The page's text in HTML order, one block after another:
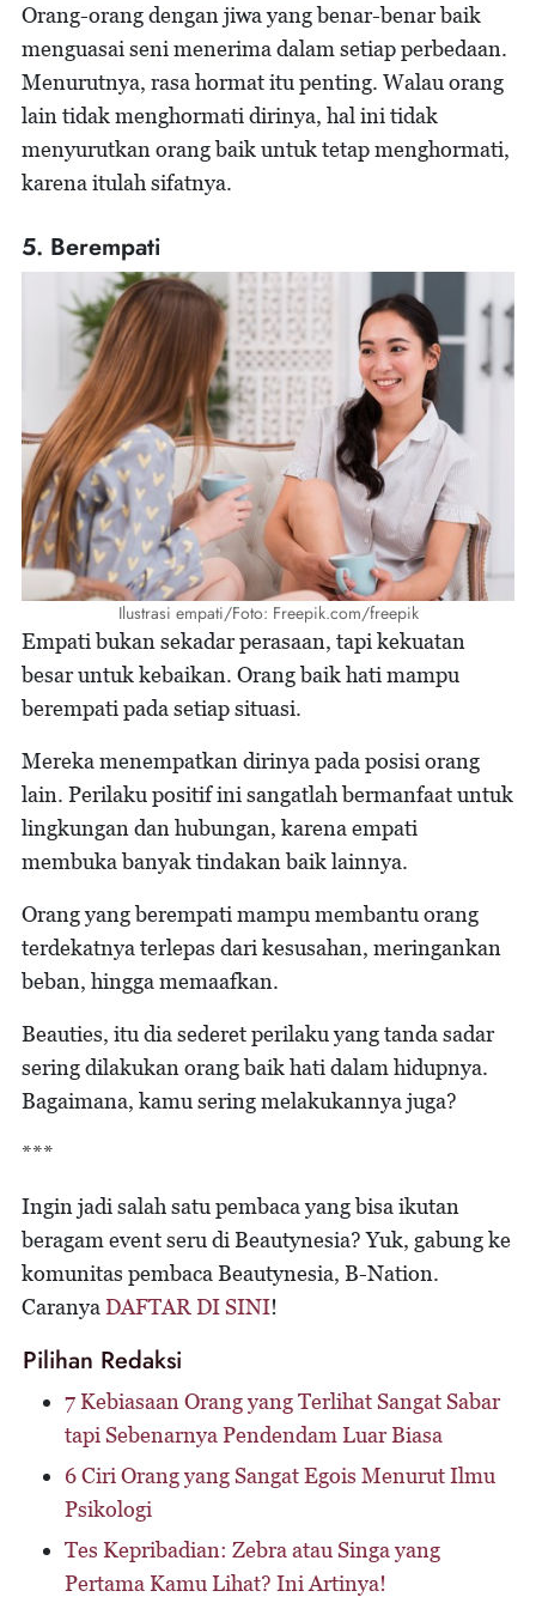
Orang-orang dengan jiwa yang benar-benar baik
menguasai seni menerima dalam setiap perbedaan.
Menurutnya, rasa hormat itu penting. Walau orang
lain tidak menghormati dirinya, hal ini tidak
menyurutkan orang baik untuk tetap menghormati,
karena itulah sifatnya.
5. Berempati
Ilustrasi empati/Foto: Freepik.com/freepik
Empati bukan sekadar perasaan, tapi kekuatan
besar untuk kebaikan. Orang baik hati mampu
berempati pada setiap situasi.
Mereka menempatkan dirinya pada posisi orang
lain. Perilaku positif ini sangatlah bermanfaat untuk
lingkungan dan hubungan, karena empati
membuka banyak tindakan baik lainnya.
Orang yang berempati mampu membantu orang
terdekatnya terlepas dari kesusahan, meringankan
beban, hingga memaafkan.
Beauties, itu dia sederet perilaku yang tanda sadar
sering dilakukan orang baik hati dalam hidupnya.
Bagaimana, kamu sering melakukannya juga?
***
Ingin jadi salah satu pembaca yang bisa ikutan
beragam event seru di Beautynesia? Yuk, gabung ke
komunitas pembaca Beautynesia, B-Nation.
Caranya DAFTAR DI SINI!
Pilihan Redaksi
7 Kebiasaan Orang yang Terlihat Sangat Sabar
tapi Sebenarnya Pendendam Luar Biasa
6 Ciri Orang yang Sangat Egois Menurut Ilmu
Psikologi
Tes Kepribadian: Zebra atau Singa yang
Pertama Kamu Lihat? Ini Artinya!